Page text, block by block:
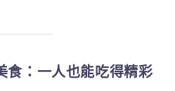
食：一人也能吃得精彩